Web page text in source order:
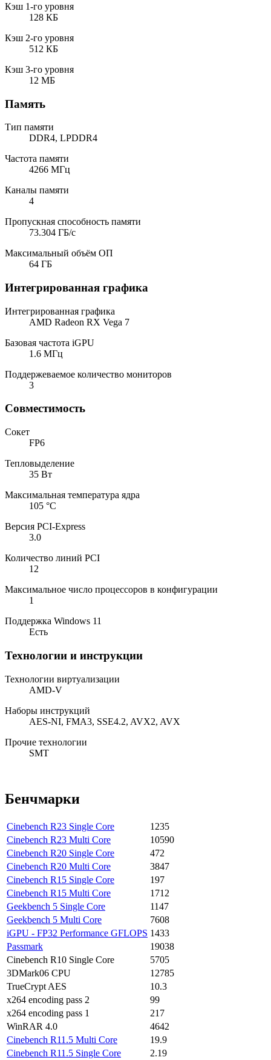
Кэш 1-го уровня
128 КБ
Кэш 2-го уровня
512 КБ
Кэш 3-го уровня
12 МБ
Память
Тип памяти
DDR4, LPDDR4
Частота памяти
4266 МГц
Каналы памяти
4
Пропускная способность памяти
73.304 ГБ/с
Максимальный объём ОП
64 ГБ
Интегрированная графика
Интегрированная графика
AMD Radeon RX Vega 7
Базовая частота iGPU
1.6 МГц
Поддержеваемое количество мониторов
3
Совместимость
Сокет
FP6
Тепловыделение
35 Вт
Максимальная температура ядра
105 °C
Версия PCI-Express
3.0
Количество линий PCI
12
Максимальное число процессоров в конфигурации
1
Поддержка Windows 11
Есть
Технологии и инструкции
Технологии виртуализации
AMD-V
Наборы инструкций
AES-NI, FMA3, SSE4.2, AVX2, AVX
Прочие технологии
SMT
Бенчмарки
Cinebench R23 Single Core
1235
Cinebench R23 Multi Core
10590
Cinebench R20 Single Core
472
Cinebench R20 Multi Core
3847
Cinebench R15 Single Core
197
Cinebench R15 Multi Core
1712
Geekbench 5 Single Core
1147
Geekbench 5 Multi Core
7608
iGPU - FP32 Performance GFLOPS 1433
Passmark
19038
Cinebench R10 Single Core
5705
3DMark06 CPU
12785
TrueCrypt AES
10.3
x264 encoding pass 2
99
x264 encoding pass 1
217
WinRAR 4.0
4642
Cinebench R11.5 Multi Core
19.9
Cinebench R11.5 Single Core
2.19